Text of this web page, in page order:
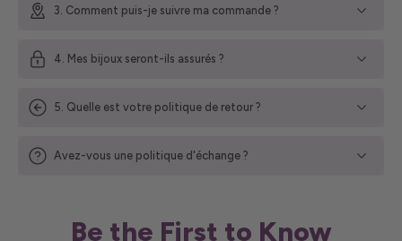
3. Comment puis-je suivre ma commande ?
4. Mes bijoux seront-ils assurés ?
5. Quelle est votre politique de retour ?
Avez-vous une politique d'échange ?
Be the First to Know